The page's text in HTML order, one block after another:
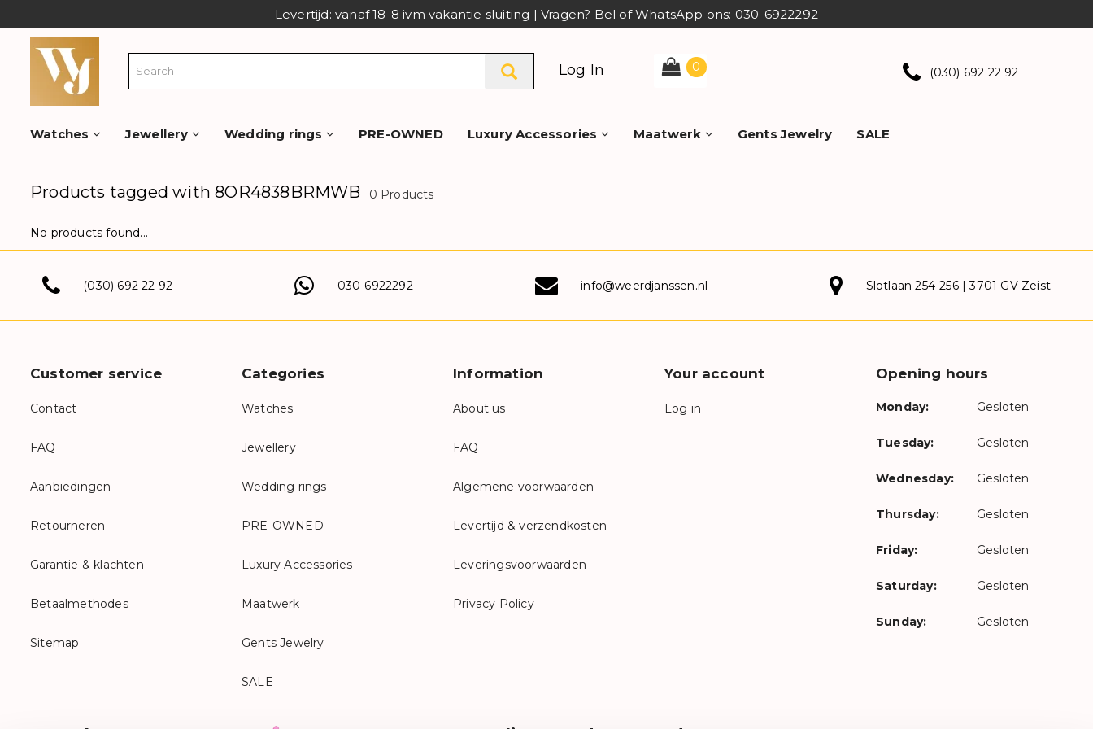
Levertijd: vanaf 18-8 ivm vakantie sluiting | Vragen? Bel of WhatsApp ons: 030-6922292
Log In 0 (030) 692 22 92
Watches Jewellery Wedding rings PRE-OWNED Luxury Accessories Maatwerk Gents Jewelry SALE
Products tagged with 8OR4838BRMWB 0 Products
No products found...
(030) 692 22 92 030-6922292 info@weerdjanssen.nl Slotlaan 254-256 | 3701 GV Zeist
Customer service
Contact
FAQ
Aanbiedingen
Retourneren
Garantie & klachten
Betaalmethodes
Sitemap
Categories
Watches
Jewellery
Wedding rings
PRE-OWNED
Luxury Accessories
Maatwerk
Gents Jewelry
SALE
Information
About us
FAQ
Algemene voorwaarden
Levertijd & verzendkosten
Leveringsvoorwaarden
Privacy Policy
Your account
Log in
Opening hours
Monday: Gesloten
Tuesday: Gesloten
Wednesday: Gesloten
Thursday: Gesloten
Friday: Gesloten
Saturday: Gesloten
Sunday: Gesloten